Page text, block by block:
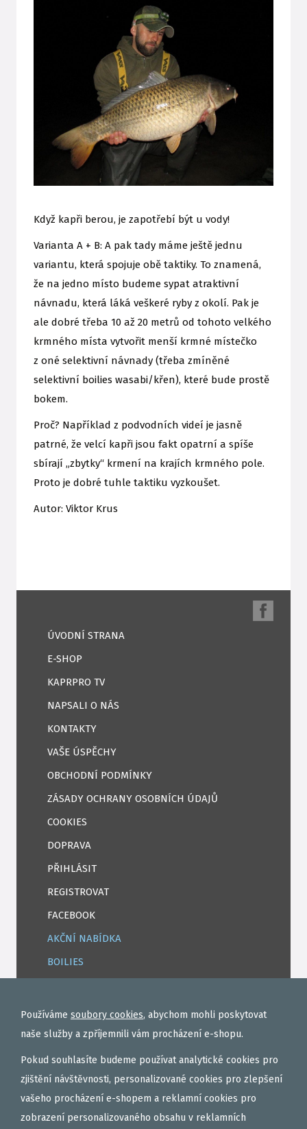
Když kapři berou, je zapotřebí být u vody!
Varianta A + B: A pak tady máme ještě jednu
variantu, která spojuje obě taktiky. To znamená,
že na jedno místo budeme sypat atraktivní
návnadu, která láká veškeré ryby z okolí. Pak je
ale dobré třeba 10 až 20 metrů od tohoto velkého
krmného místa vytvořit menší krmné místečko
z oné selektivní návnady (třeba zmíněné
selektivní boilies wasabi/křen), které bude prostě
bokem.
Proč? Například z podvodních videí je jasně
patrné, že velcí kapři jsou fakt opatrní a spíše
sbírají „zbytky“ krmení na krajích krmného pole.
Proto je dobré tuhle taktiku vyzkoušet.
Autor: Viktor Krus
ÚVODNÍ STRANA
E-SHOP
KAPRPRO TV
NAPSALI O NÁS
KONTAKTY
VAŠE ÚSPĚCHY
OBCHODNÍ PODMÍNKY
ZÁSADY OCHRANY OSOBNÍCH ÚDAJŮ
COOKIES
DOPRAVA
PŘIHLÁSIT
REGISTROVAT
FACEBOOK
AKČNÍ NABÍDKA
BOILIES
TEKUTÉ
OBALOVAČKY
VAŘENÝ PARTIKL
BIŽUTERIE NA MONTÁŽE
DÁRKOVÝ POUKAZ, DÁRKOVÁ KAZETA
AKČNÍ SETY
Používáme soubory cookies, abychom mohli poskytovat
naše služby a zpříjemnili vám procházení e-shopu.
Pokud souhlasíte budeme používat analytické cookies pro
zjištění návštěvnosti, personalizované cookies pro zlepšení
vašeho procházení e-shopem a reklamní cookies pro
zobrazení personalizovaného obsahu v reklamních